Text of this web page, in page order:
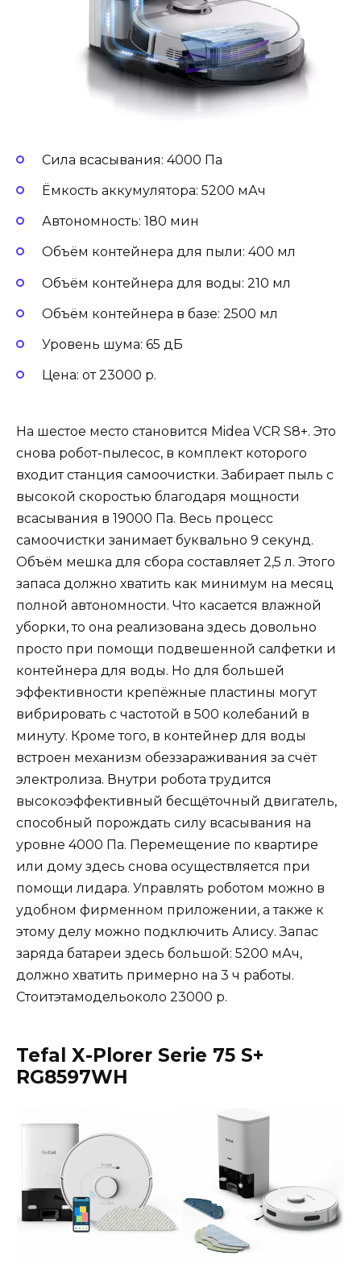
Сила всасывания: 4000 Па
Ёмкость аккумулятора: 5200 мАч
Автономность: 180 мин
Объём контейнера для пыли: 400 мл
Объём контейнера для воды: 210 мл
Объём контейнера в базе: 2500 мл
Уровень шума: 65 дБ
Цена: от 23000 р.
На шестое место становится Midea VCR S8+. Это
снова робот-пылесос, в комплект которого
входит станция самоочистки. Забирает пыль с
высокой скоростью благодаря мощности
всасывания в 19000 Па. Весь процесс
самоочистки занимает буквально 9 секунд.
Объём мешка для сбора составляет 2,5 л. Этого
запаса должно хватить как минимум на месяц
полной автономности. Что касается влажной
уборки, то она реализована здесь довольно
просто при помощи подвешенной салфетки и
контейнера для воды. Но для большей
эффективности крепёжные пластины могут
вибрировать с частотой в 500 колебаний в
минуту. Кроме того, в контейнер для воды
встроен механизм обеззараживания за счёт
электролиза. Внутри робота трудится
высокоэффективный бесщёточный двигатель,
способный порождать силу всасывания на
уровне 4000 Па. Перемещение по квартире
или дому здесь снова осуществляется при
помощи лидара. Управлять роботом можно в
удобном фирменном приложении, а также к
этому делу можно подключить Алису. Запас
заряда батареи здесь большой: 5200 мАч,
должно хватить примерно на 3 ч работы.
Стоитэтамодельоколо 23000 р.
Tefal X-Plorer Serie 75 S+
RG8597WH